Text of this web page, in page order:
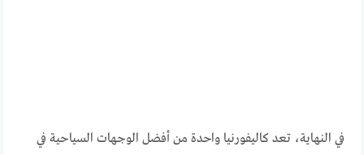
في النهاية، تعد كاليفورنيا واحدة من أفضل الوجهات السياحية في